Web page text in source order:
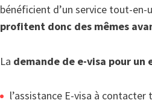
bénéficient d’un service tout-en-
profitent donc des mêmes
La demande de e-visa pour un
l’assistance E-visa à contacter